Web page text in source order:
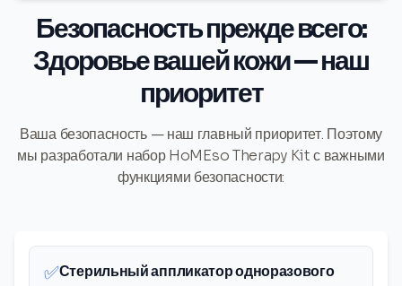
Безопасность прежде всего:
Здоровье вашей кожи — наш
приоритет
Ваша безопасность — наш главный приоритет. Поэтому
мы разработали набор HoMEso Therapy Kit с важными
функциями безопасности:
✅Стерильный аппликатор одноразового